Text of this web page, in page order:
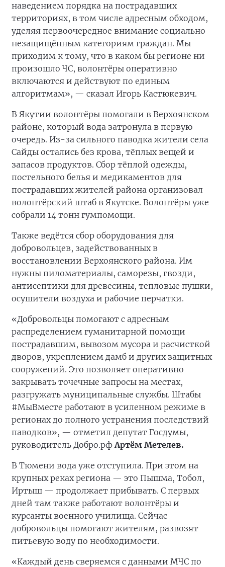
наведением порядка на пострадавших
территориях, в том числе адресным обходом,
уделяя первоочередное внимание социально
незащищённым категориям граждан. Мы
приходим к тому, что в каком бы регионе ни
произошло ЧС, волонтёры оперативно
включаются и действуют по единым
алгоритмам», — сказал Игорь Кастюкевич.
В Якутии волонтёры помогали в Верхоянском
районе, который вода затронула в первую
очередь. Из-за сильного паводка жители села
Сайды остались без крова, тёплых вещей и
запасов продуктов. Сбор тёплой одежды,
постельного белья и медикаментов для
пострадавших жителей района организовал
волонтёрский штаб в Якутске. Волонтёры уже
собрали 14 тонн гумпомощи.
Также ведётся сбор оборудования для
добровольцев, задействованных в
восстановлении Верхоянского района. Им
нужны пиломатериалы, саморезы, гвозди,
антисептики для древесины, тепловые пушки,
осушители воздуха и рабочие перчатки.
«Добровольцы помогают с адресным
распределением гуманитарной помощи
пострадавшим, вывозом мусора и расчисткой
дворов, укреплением дамб и других защитных
сооружений. Это позволяет оперативно
закрывать точечные запросы на местах,
разгружать муниципальные службы. Штабы
#МыВместе работают в усиленном режиме в
регионах до полного устранения последствий
паводков», — отметил депутат Госдумы,
руководитель Добро.рфАртём Метелев.
В Тюмени вода уже отступила. При этом на
крупных реках региона — это Пышма, Тобол,
Иртыш — продолжает прибывать. С первых
дней там также работают волонтёры и
курсанты военного училища. Сейчас
добровольцы помогают жителям, развозят
питьевую воду по необходимости.
«Каждый день сверяемся с данными МЧС по